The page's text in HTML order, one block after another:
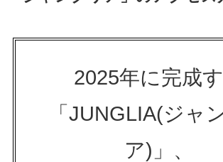
2025年に完成
「JUNGLIA(ジャ
ア)」、